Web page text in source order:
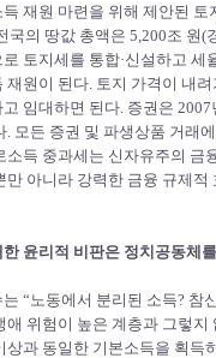
재원 마련을 위해 제안된
국의 땅값 총액은 5,200조 원(
토지세를 통합·신설하고
재원이 된다. 토지 가격이 내
임대하면 된다. 증권은
. 모든 증권 및 파생상품 거래
소득 중과세는 신자유주의 금
만 아니라 강력한 금융 규제적
윤리적 비판은 정치공동체
“노동에서 분리된 소득? 참
애 위험이 높은 계층과 그렇
상과 동일한 기본소득을 획득